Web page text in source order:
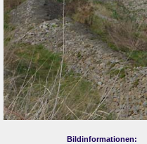
Bildinformationen: